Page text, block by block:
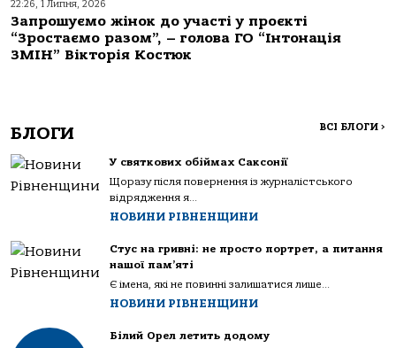
22:26, 1 Липня, 2026
Запрошуємо жінок до участі у проєкті
“Зростаємо разом”, – голова ГО “Інтонація
ЗМІН” Вікторія Костюк
БЛОГИ ВСІ БЛОГИ >
У святкових обіймах Саксонії
Щоразу після повернення із журналістського
відрядження я...
НОВИНИ РІВНЕНЩИНИ
Стус на гривні: не просто портрет, а питання
нашої пам’яті
Є імена, які не повинні залишатися лише...
НОВИНИ РІВНЕНЩИНИ
Білий Орел летить додому